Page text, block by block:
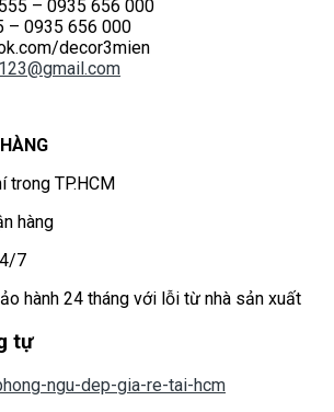
– 0935 656 000
– 0935 656 000
decor3mien
trong TP.HCM
hàng
7
hành 24 tháng với lỗi từ nhà sản xuất
tự